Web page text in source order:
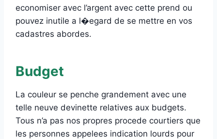
economiser avec l’argent avec cette prend ou
pouvez inutile a l�egard de se mettre en vos
cadastres abordes.
Budget
La couleur se penche grandement avec une
telle neuve devinette relatives aux budgets.
Tous n’a pas nos propres procede courtiers que
les personnes appelees indication lourds pour